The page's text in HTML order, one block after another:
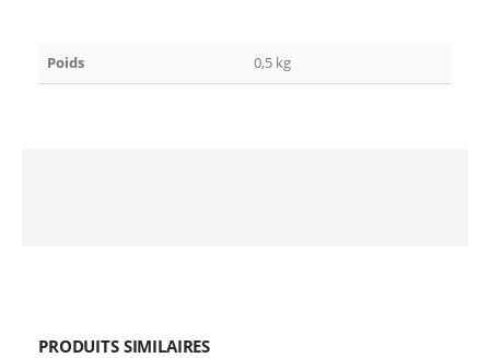
Poids 0,5 kg
PRODUITS SIMILAIRES